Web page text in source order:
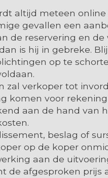
altijd meteen online
gevallen een
de reservering en de
is hij in gebreke.
op te
zal verkoper tot
komen voor rekening
aan de hand van
beslag of
op de koper
aan de
de afgesproken prijs